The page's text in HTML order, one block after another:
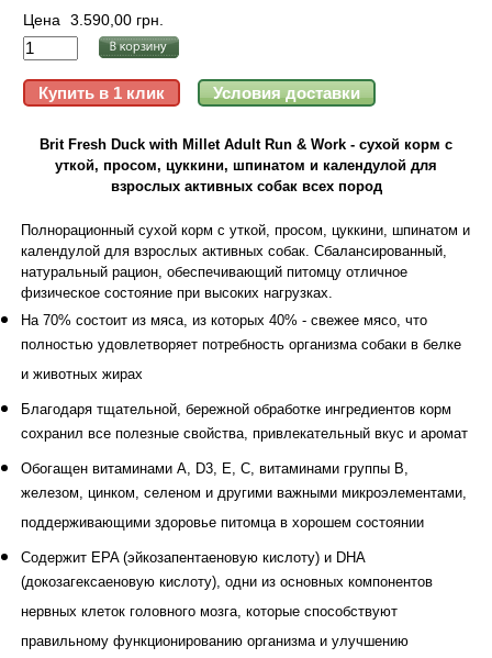
Цена 3.590,00 грн.
Brit Fresh Duck with Millet Adult Run & Work - сухой корм с
уткой, просом, цуккини, шпинатом и календулой для
взрослых активных собак всех пород
Полнорационный сухой корм с уткой, просом, цуккини, шпинатом и
календулой для взрослых активных собак. Сбалансированный,
натуральный рацион, обеспечивающий питомцу отличное
физическое состояние при высоких нагрузках.
На 70% состоит из мяса, из которых 40% - свежее мясо, что
полностью удовлетворяет потребность организма собаки в белке
и животных жирах
Благодаря тщательной, бережной обработке ингредиентов корм
сохранил все полезные свойства, привлекательный вкус и аромат
Обогащен витаминами A, D3, E, С, витаминами группы В,
железом, цинком, селеном и другими важными микроэлементами,
поддерживающими здоровье питомца в хорошем состоянии
Содержит EPA (эйкозапентаеновую кислоту) и DHA
(докозагексаеновую кислоту), одни из основных компонентов
нервных клеток головного мозга, которые способствуют
правильному функционированию организма и улучшению